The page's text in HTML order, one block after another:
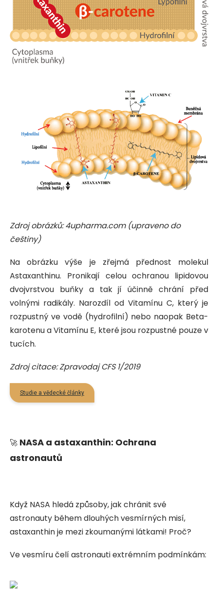
Zdroj obrázků: 4upharma.com (upraveno do
češtiny)
Na obrázku výše je zřejmá přednost molekul
Astaxanthinu. Pronikají celou ochranou lipidovou
dvojvrstvou buňky a tak jí účinně chrání před
volnými radikály. Narozdíl od Vitamínu C, který je
rozpustný ve vodě (hydrofilní) nebo naopak Beta-
karotenu a Vitamínu E, které jsou rozpustné pouze v
tucích.
Zdroj citace: Zpravodaj CFS 1/2019
Studie a vědecké články
🚀 NASA a astaxanthin: Ochrana
astronautů
Když NASA hledá způsoby, jak chránit své
astronauty během dlouhých vesmírných misí,
astaxanthin je mezi zkoumanými látkami! Proč?
Ve vesmíru čelí astronauti extrémním podmínkám: